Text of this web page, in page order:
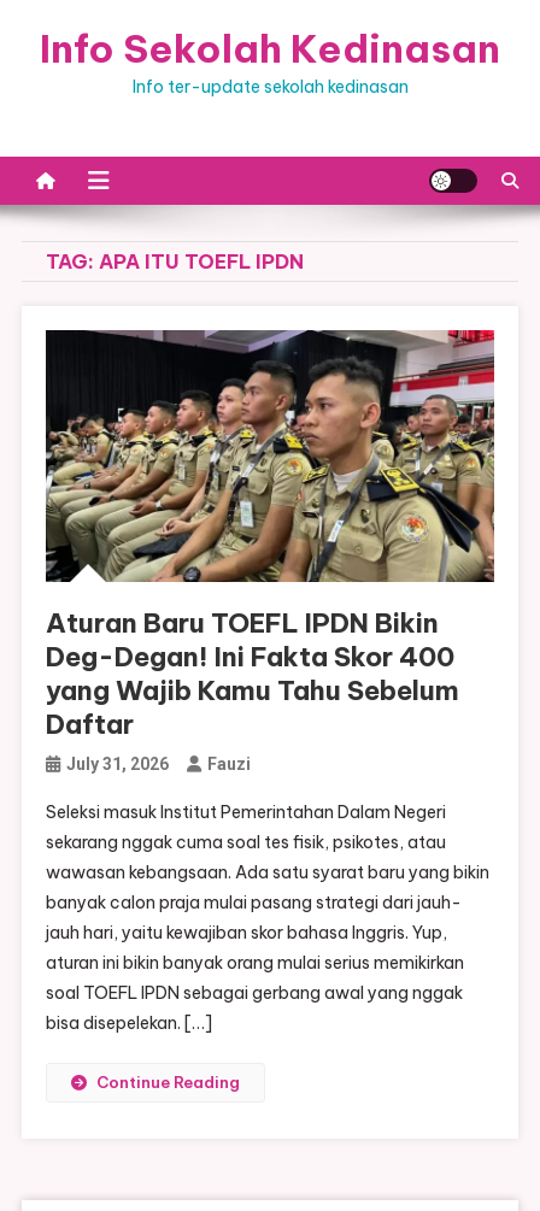
Info Sekolah Kedinasan
Info ter-update sekolah kedinasan
TAG: APA ITU TOEFL IPDN
Aturan Baru TOEFL IPDN Bikin
Deg-Degan! Ini Fakta Skor 400
yang Wajib Kamu Tahu Sebelum
Daftar
July 31, 2026 Fauzi
Seleksi masuk Institut Pemerintahan Dalam Negeri
sekarang nggak cuma soal tes fisik, psikotes, atau
wawasan kebangsaan. Ada satu syarat baru yang bikin
banyak calon praja mulai pasang strategi dari jauh-
jauh hari, yaitu kewajiban skor bahasa Inggris. Yup,
aturan ini bikin banyak orang mulai serius memikirkan
soal TOEFL IPDN sebagai gerbang awal yang nggak
bisa disepelekan. […]
Continue Reading